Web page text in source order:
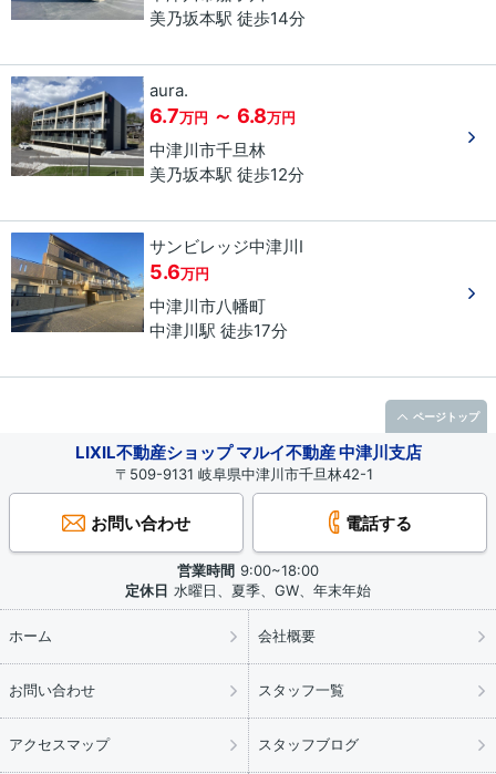
美乃坂本駅 徒歩14分
aura.
6.7万円 ～ 6.8万円
中津川市千旦林
美乃坂本駅 徒歩12分
サンビレッジ中津川Ⅰ
5.6万円
中津川市八幡町
中津川駅 徒歩17分
LIXIL不動産ショップ マルイ不動産 中津川支店
〒509-9131 岐阜県中津川市千旦林42-1
お問い合わせ 電話する
営業時間 9:00~18:00
定休日 水曜日、夏季、GW、年末年始
ホーム 会社概要
お問い合わせ スタッフ一覧
アクセスマップ スタッフブログ
ページトップ